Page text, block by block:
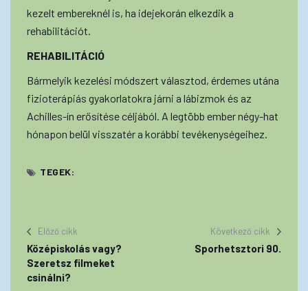
kezelt embereknél is, ha idejekorán elkezdik a
rehabilitációt.
REHABILITÁCIÓ
Bármelyik kezelési módszert választod, érdemes utána
fizioterápiás gyakorlatokra járni a lábizmok és az
Achilles-ín erősítése céljából. A legtöbb ember négy-hat
hónapon belül visszatér a korábbi tevékenységeihez.
TEGEK:
Előző cikk
Középiskolás vagy?
Szeretsz filmeket
csinálni?
Következő cikk
Sporhetsztori 90.